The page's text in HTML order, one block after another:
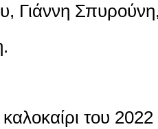
Γιάννη
του 2022